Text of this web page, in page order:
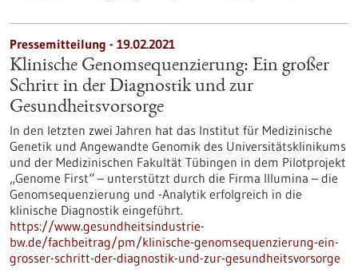
Pressemitteilung - 19.02.2021
Klinische Genomsequenzierung: Ein großer
Schritt in der Diagnostik und zur
Gesundheitsvorsorge
In den letzten zwei Jahren hat das Institut für Medizinische
Genetik und Angewandte Genomik des Universitätsklinikums
und der Medizinischen Fakultät Tübingen in dem Pilotprojekt
„Genome First“ – unterstützt durch die Firma Illumina – die
Genomsequenzierung und -Analytik erfolgreich in die
klinische Diagnostik eingeführt.
https://www.gesundheitsindustrie-
bw.de/fachbeitrag/pm/klinische-genomsequenzierung-ein-
grosser-schritt-der-diagnostik-und-zur-gesundheitsvorsorge